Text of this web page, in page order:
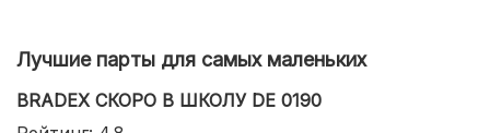
Лучшие парты для самых маленьких
BRADEX СКОРО В ШКОЛУ DE 0190